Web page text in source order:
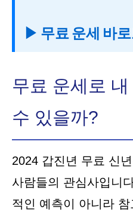
▶ 무료 운세 바
무료 운세로
수 있을까?
2024 갑진년 무료 신
사람들의 관심사입니
적인 예측이 아니라